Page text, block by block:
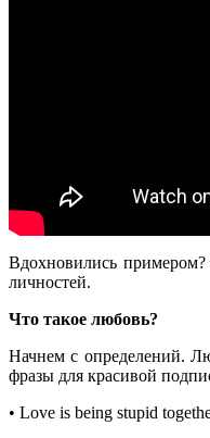
Вдохновились
личностей.
Что такое любовь?
Начнем с определений.
фразы для красивой
• Love is being stupid